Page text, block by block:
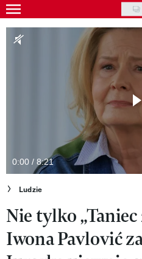
Skip
to
main
Gwiazdy
Kultura
Wideo
Nasze akcje
VIVA!ART
0:00 / 8:21
Ludzie
Nie tylko
Iwona Pavlović